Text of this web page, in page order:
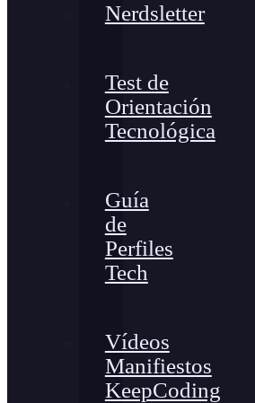
Nerdsletter
Test de
Orientación
Tecnológica
Guía
de
Perfiles
Tech
Vídeos
Manifiestos
KeepCoding